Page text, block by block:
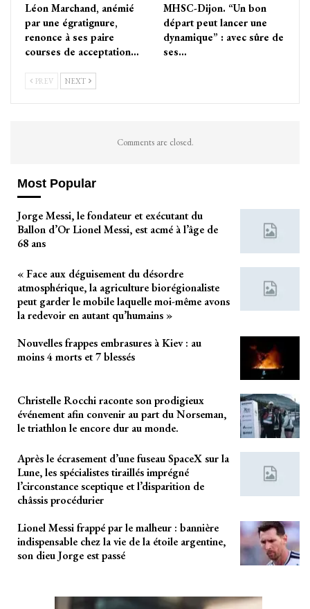
Léon Marchand, anémié
par une égratignure,
renonce à ses paire
courses de acceptation…
MHSC-Dijon. “Un bon
départ peut lancer une
dynamique” : avec sûre de
ses…
PREV NEXT
Comments are closed.
Most Popular
Jorge Messi, le fondateur et exécutant du
Ballon d’Or Lionel Messi, est acmé à l’âge de
68 ans
« Face aux déguisement du désordre
atmosphérique, la agriculture biorégionaliste
peut garder le mobile laquelle moi-même avons
la redevoir en autant qu’humains »
Nouvelles frappes embrasures à Kiev : au
moins 4 morts et 7 blessés
Christelle Rocchi raconte son prodigieux
événement afin convenir au part du Norseman,
le triathlon le encore dur au monde.
Après le écrasement d’une fuseau SpaceX sur la
Lune, les spécialistes tiraillés imprégné
l’circonstance sceptique et l’disparition de
châssis procédurier
Lionel Messi frappé par le malheur : bannière
indispensable chez la vie de la étoile argentine,
son dieu Jorge est passé